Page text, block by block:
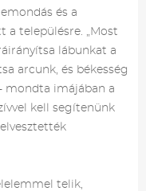
és a
a településre. „Most
lábunkat a
arcunk, és békesség
mondta imájában a
kell segítenünk
telik,